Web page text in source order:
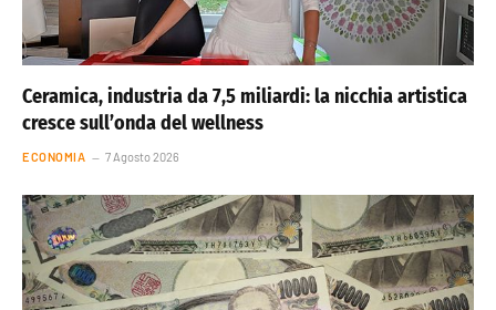
Ceramica, industria da 7,5 miliardi: la nicchia artistica
cresce sull’onda del wellness
ECONOMIA 7 Agosto 2026